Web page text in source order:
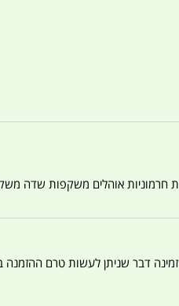
חרמוניות אוהלים משקפות שדה
זמינה דבר שניתן לעשות טרם ההזמנה